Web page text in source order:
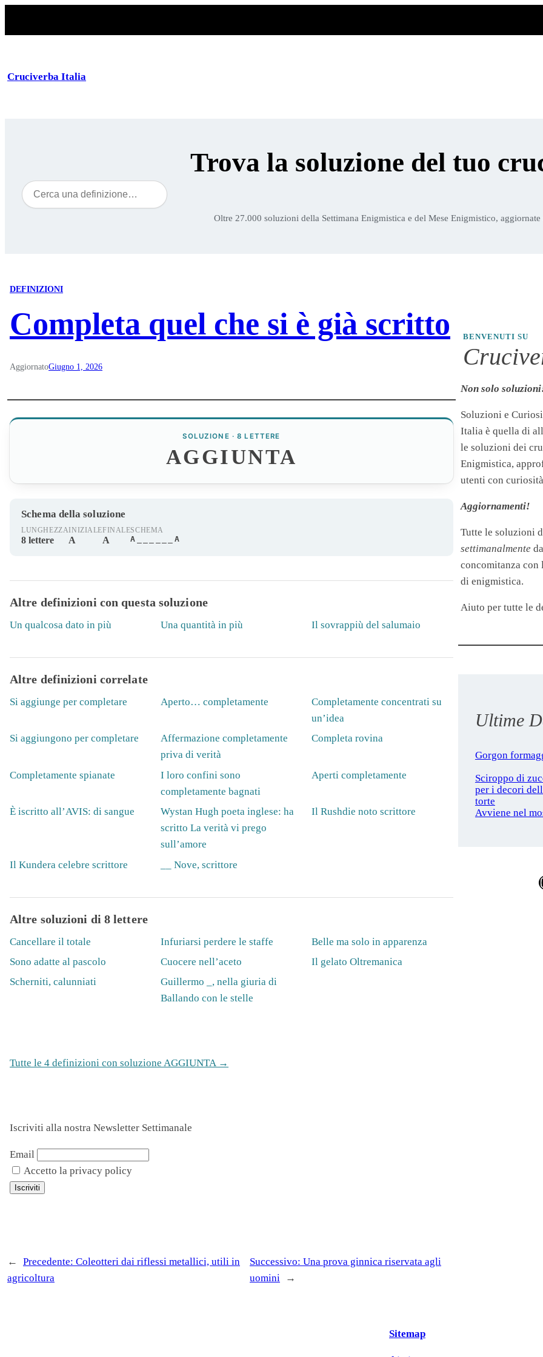
Cruciverba Italia
Trova la soluzione del tuo
Cerca
Oltre 27.000 soluzioni della Settimana Enigmistica e del Mese Enigmistico, aggiornate
DEFINIZIONI
Completa quel che si è già scritto
AggiornatoGiugno 1, 2026
SOLUZIONE · 8 LETTERE
AGGIUNTA
Schema della soluzione
LUNGHEZZA
8 lettere
INIZIALE
A
FINALE
A
SCHEMA
A______A
Altre definizioni con questa soluzione
Un qualcosa dato in più Una quantità in più Il sovrappiù del salumaio
Altre definizioni correlate
Si aggiunge per completare Aperto… completamente
Completamente concentrati su
un’idea
Si aggiungono per completare
Affermazione completamente
priva di verità
Completa rovina
Completamente spianate
I loro confini sono
completamente bagnati
Aperti completamente
È iscritto all’AVIS: di sangue
Wystan Hugh poeta inglese: ha
scritto La verità vi prego
sull’amore
Il Rushdie noto scrittore
Il Kundera celebre scrittore __ Nove, scrittore
Altre soluzioni di 8 lettere
Cancellare il totale Infuriarsi perdere le staffe
Belle ma solo in apparenza
Sono adatte al pascolo
Cuocere nell’aceto
Il gelato Oltremanica
Scherniti, calunniati
Guillermo _, nella giuria di
Ballando con le stelle
Tutte le 4 definizioni con soluzione AGGIUNTA →
Iscriviti alla nostra Newsletter Settimanale
Email
Accetto la privacy policy
← Precedente: Coleotteri dai riflessi metallici, utili in
agricoltura
Successivo: Una prova ginnica riservata agli
uomini
→
BENVENUTI SU
Non solo
Soluzioni e
Italia è quella di
le soluzioni dei
Enigmistica,
utenti con
Aggiornamenti!
Tutte le soluzioni
settimanalmente
concomitanza
di enigmistica.
Aiuto per tutte le
Ultime
Gorgon
Sciroppo di
per i decori
torte
Avviene nel
Sitemap